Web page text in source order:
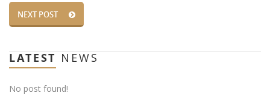
NEXT POST
LATEST NEWS
No post found!